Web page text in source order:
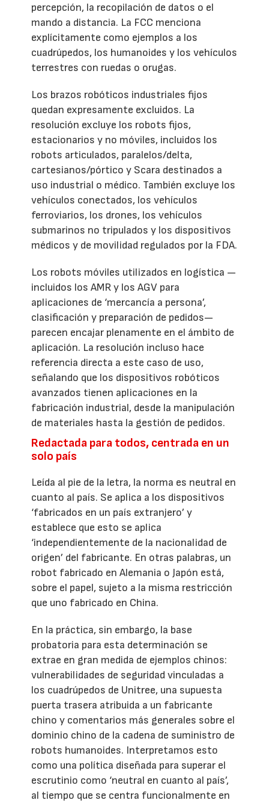
percepción, la recopilación de datos o el
mando a distancia. La FCC menciona
explícitamente como ejemplos a los
cuadrúpedos, los humanoides y los vehículos
terrestres con ruedas o orugas.
Los brazos robóticos industriales fijos
quedan expresamente excluidos. La
resolución excluye los robots fijos,
estacionarios y no móviles, incluidos los
robots articulados, paralelos/delta,
cartesianos/pórtico y Scara destinados a
uso industrial o médico. También excluye los
vehículos conectados, los vehículos
ferroviarios, los drones, los vehículos
submarinos no tripulados y los dispositivos
médicos y de movilidad regulados por la FDA.
Los robots móviles utilizados en logística —
incluidos los AMR y los AGV para
aplicaciones de ‘mercancía a persona’,
clasificación y preparación de pedidos—
parecen encajar plenamente en el ámbito de
aplicación. La resolución incluso hace
referencia directa a este caso de uso,
señalando que los dispositivos robóticos
avanzados tienen aplicaciones en la
fabricación industrial, desde la manipulación
de materiales hasta la gestión de pedidos.
Redactada para todos, centrada en un
solo país
Leída al pie de la letra, la norma es neutral en
cuanto al país. Se aplica a los dispositivos
‘fabricados en un país extranjero’ y
establece que esto se aplica
‘independientemente de la nacionalidad de
origen’ del fabricante. En otras palabras, un
robot fabricado en Alemania o Japón está,
sobre el papel, sujeto a la misma restricción
que uno fabricado en China.
En la práctica, sin embargo, la base
probatoria para esta determinación se
extrae en gran medida de ejemplos chinos:
vulnerabilidades de seguridad vinculadas a
los cuadrúpedos de Unitree, una supuesta
puerta trasera atribuida a un fabricante
chino y comentarios más generales sobre el
dominio chino de la cadena de suministro de
robots humanoides. Interpretamos esto
como una política diseñada para superar el
escrutinio como ‘neutral en cuanto al país’,
al tiempo que se centra funcionalmente en